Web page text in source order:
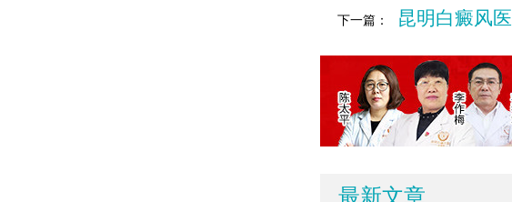
下一篇： 昆明白癜风
最新文章